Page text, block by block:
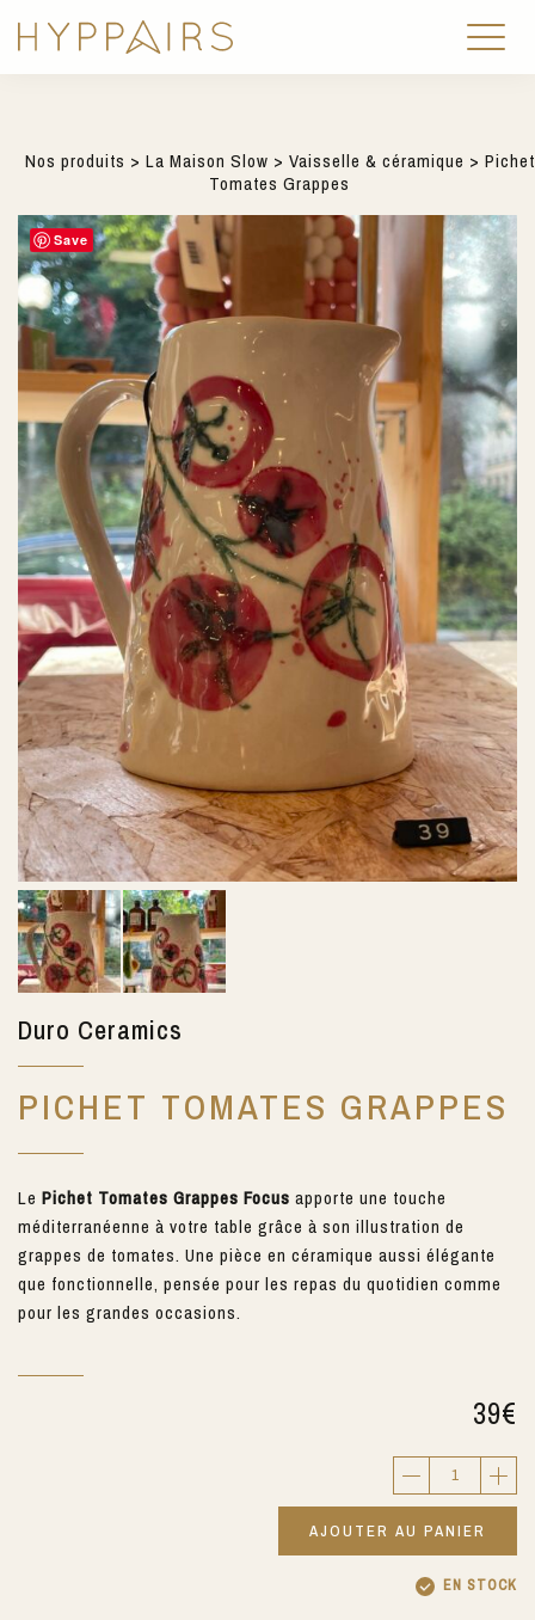
Nos produits > La Maison Slow > Vaisselle & céramique > Pichet
Tomates Grappes
Save
Duro Ceramics
PICHET TOMATES GRAPPES
Le Pichet Tomates Grappes Focus apporte une touche
méditerranéenne à votre table grâce à son illustration de
grappes de tomates. Une pièce en céramique aussi élégante
que fonctionnelle, pensée pour les repas du quotidien comme
pour les grandes occasions.
39€
AJOUTER AU PANIER
EN STOCK